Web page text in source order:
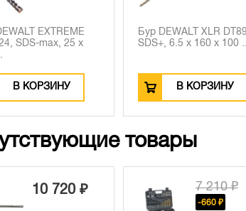
EXTREME
SDS-max, 25 x
В КОРЗИНУ
Бур DEWALT XLR
SDS+, 6.5 x 160 x 100
В КОРЗИНУ
товары
7 210 ₽ 13 310 ₽
-1320 ₽